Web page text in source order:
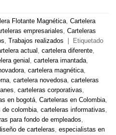
Flotante Magnética, Cartelera
empresariales, Carteleras
, Trabajos realizados
Etiquetado
actual , cartelera diferente,
genial, cartelera imantada,
, cartelera magnética,
, cartelera novedosa, carteleras
, carteleras corporativas,
en bogotá, Carteleras en Colombia,
de colombia, carteleras informativas,
para fondo de empleados,
de carteleras, especialistas en